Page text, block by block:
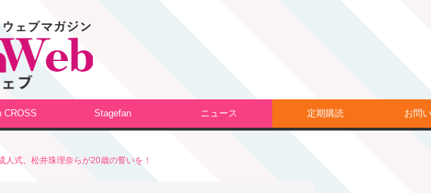
CROSS Stagefan ニュース 定期購読 お問
人式、松井珠理奈らが20歳の誓いを！